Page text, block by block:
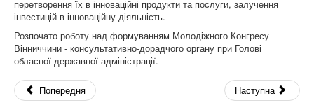
перетворення їх в інноваційні продукти та послуги, залучення
інвестицій в інноваційну діяльність.
Розпочато роботу над формуванням Молодіжного Конгресу
Вінниччини - консультативно-дорадчого органу при Голові
обласної державної адміністрації.
Попередня Наступна